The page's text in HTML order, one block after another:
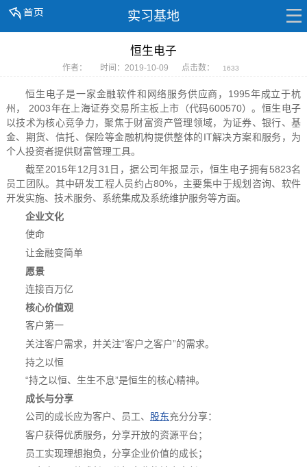
实习基地
恒生电子
作者： 时间：2019-10-09 点击数： 1633
恒生电子是一家金融软件和网络服务供应商，1995年成立于杭
州， 2003年在上海证券交易所主板上市（代码600570）。恒生电子
以技术为核心竞争力，聚焦于财富资产管理领域，为证券、银行、基
金、期货、信托、保险等金融机构提供整体的IT解决方案和服务，为
个人投资者提供财富管理工具。
截至2015年12月31日，据公司年报显示，恒生电子拥有5823名
员工团队。其中研发工程人员约占80%，主要集中于规划咨询、软件
开发实施、技术服务、系统集成及系统维护服务等方面。
企业文化
使命
让金融变简单
愿景
连接百万亿
核心价值观
客户第一
关注客户需求，并关注“客户之客户”的需求。
持之以恒
“持之以恒、生生不息”是恒生的核心精神。
成长与分享
公司的成长应为客户、员工、 股东充分分享：
客户获得优质服务，分享开放的资源平台；
员工实现理想抱负，分享企业价值的成长；